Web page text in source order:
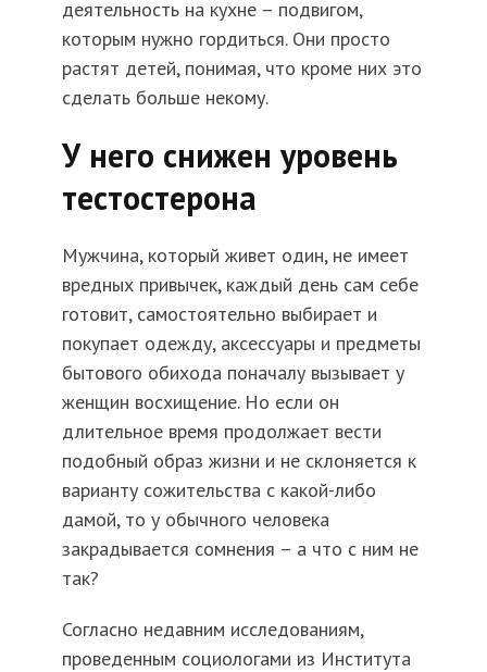
деятельность на кухне – подвигом,
которым нужно гордиться. Они просто
растят детей, понимая, что кроме них это
сделать больше некому.
У него снижен уровень
тестостерона
Мужчина, который живет один, не имеет
вредных привычек, каждый день сам себе
готовит, самостоятельно выбирает и
покупает одежду, аксессуары и предметы
бытового обихода поначалу вызывает у
женщин восхищение. Но если он
длительное время продолжает вести
подобный образ жизни и не склоняется к
варианту сожительства с какой-либо
дамой, то у обычного человека
закрадывается сомнения – а что с ним не
так?
Согласно недавним исследованиям,
проведенным социологами из Института